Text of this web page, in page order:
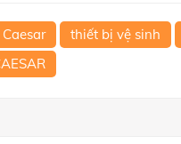
thiết bị vệ sinh